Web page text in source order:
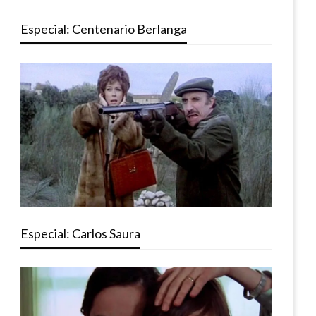
Especial: Centenario Berlanga
Especial: Carlos Saura